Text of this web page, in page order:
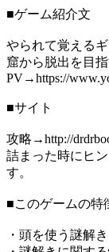
■ゲーム紹介文
やられて覚える
窟から脱出を目
PV→https://
■サイト
攻略→http://
詰まった時にヒ
す。
■このゲームの特
・頭を使う謎解き